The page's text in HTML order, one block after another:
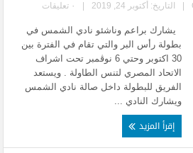
التاريخ: أكتوبر 24, 2019 ٠ تعليقات
يشارك براعم وناشئو نادي الشمس في
بطولة رأس البر والتي تقام في الفترة بين
30 اكتوبر وحتي 6 نوڤمبر تحت اشراف
الاتحاد المصري لتنس الطاولة . ويستعد
الفريق للبطولة داخل صالة نادي الشمس
ويشارك النادي ...
إقرأ المزيد